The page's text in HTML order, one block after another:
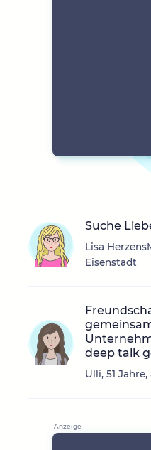
Suche
Lisa
Eisenstadt
deep talk
Ulli, 51